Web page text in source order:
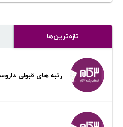
تازه‌ترین‌ها
رتبه های قبولی